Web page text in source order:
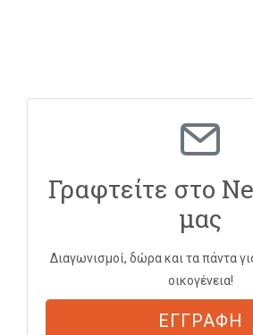
Γραφτείτε στο
μας
Διαγωνισμοί, δώρα και τα πάντα
οικογένεια!
ΕΓΓΡΑΦΗ